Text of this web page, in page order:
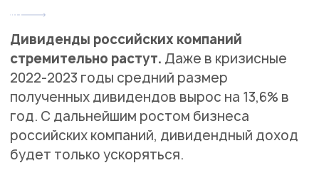
Дивиденды российских компаний
стремительно растут. Даже в кризисные
2022-2023 годы средний размер
полученных дивидендов вырос на 13,6% в
год. С дальнейшим ростом бизнеса
российских компаний, дивидендный доход
будет только ускоряться.